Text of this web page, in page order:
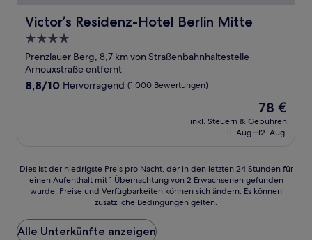
Victor’s Residenz-Hotel Berlin Mitte
Victor’s Residenz-Hotel Berlin Mitte
4.0-
Sterne-
Unterkunft
Prenzlauer Berg, 8,7 km von Straßenbahnhaltestelle
Arnouxstraße entfernt
8.8
8,8/10 Hervorragend (1.000 Bewertungen)
Der
Preis
beträgt
78 €
inkl. Steuern & Gebühren
11. Aug.–12. Aug.
Dies
der
Preis
pro
Dies ist der niedrigste Preis pro Nacht, der in den letzten 24 Stunden für
einen Aufenthalt mit 1 Übernachtung von 2 Erwachsenen gefunden
wurde. Preise und Verfügbarkeiten können sich ändern. Es können
zusätzliche Bedingungen gelten.
Alle Unterkünfte anzeigen